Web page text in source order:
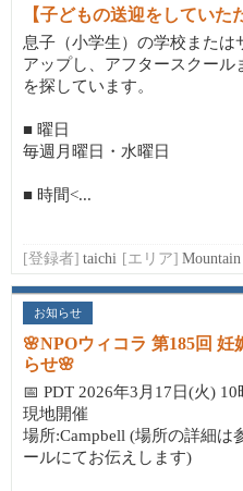
【子どもの送迎をしていた
息子（小学生）の学校または
アップし、アフタースクー
を探しています。
■ 曜日
毎週月曜日・水曜日
■ 時間<...
[登録者] taichi [エリア]
お知らせ
🌸NPOウィコラ 第185回
らせ🌸
📅 PDT 2026年3月17日(火) 10
現地開催
場所:Campbell (場所の詳細は
ールにてお伝えします)